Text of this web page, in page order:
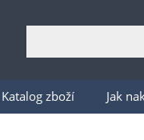
Katalog zboží Jak